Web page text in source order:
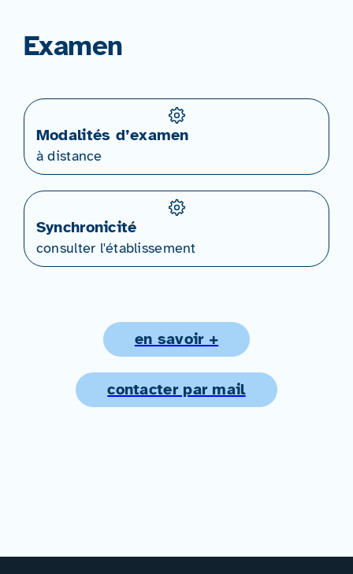
Examen
Modalités d’examen
à distance
Synchronicité
consulter l'établissement
en savoir +
contacter par mail